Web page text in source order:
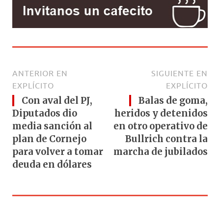
ANTERIOR EN
EXPLÍCITO
Con aval del PJ,
Diputados dio
media sanción al
plan de Cornejo
para volver a tomar
deuda en dólares
SIGUIENTE EN
EXPLÍCITO
Balas de goma,
heridos y detenidos
en otro operativo de
Bullrich contra la
marcha de jubilados